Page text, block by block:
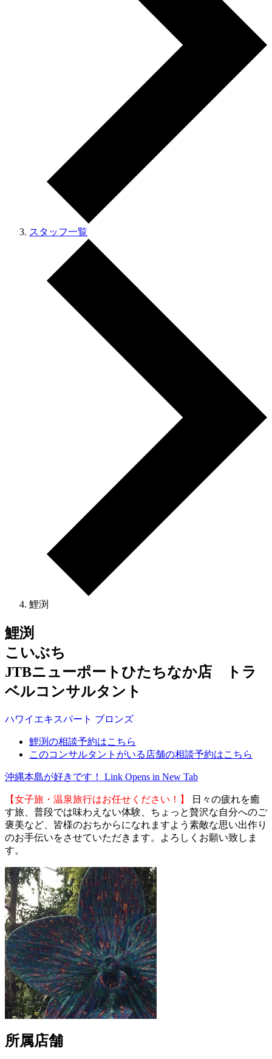
スタッフ一覧
鯉渕
鯉渕
こいぶち
JTBニューポートひたちなか店 トラ
ベルコンサルタント
ハワイ エキスパート ブロンズ
鯉渕の相談予約はこちら
このコンサルタントがいる店舗の相談予約はこちら
沖縄本島が好きです！ Link Opens in New Tab
【女子旅・温泉旅行はお任せください！】
日々の疲れを癒
す旅、普段では味わえない体験、ちょっと贅沢な自分へのご
褒美など、皆様のおちからになれますよう素敵な思い出作り
のお手伝いをさせていただきます。よろしくお願い致しま
す。
所属店舗